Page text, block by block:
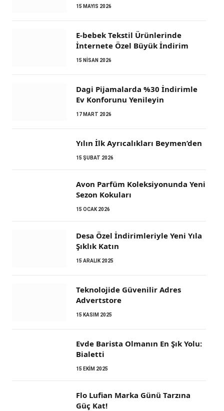
15 MAYIS 2026
E-bebek Tekstil Ürünlerinde
İnternete Özel Büyük İndirim
15 NISAN 2026
Dagi Pijamalarda %30 İndirimle
Ev Konforunu Yenileyin
17 MART 2026
Yılın İlk Ayrıcalıkları Beymen’den
15 ŞUBAT 2026
Avon Parfüm Koleksiyonunda Yeni
Sezon Kokuları
15 OCAK 2026
Desa Özel İndirimleriyle Yeni Yıla
Şıklık Katın
15 ARALIK 2025
Teknolojide Güvenilir Adres
Advertstore
15 KASIM 2025
Evde Barista Olmanın En Şık Yolu:
Bialetti
15 EKIM 2025
Flo Lufian Marka Günü Tarzına
Güç Kat!